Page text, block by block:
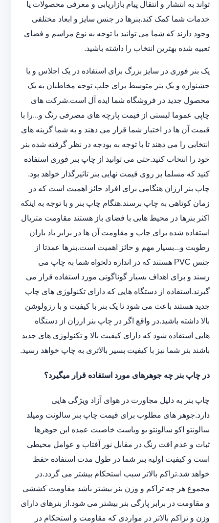
تواند به انتشار و انتقال پیام بازاریابی و معرفی محصولات یا
خدمات شما کمک کند.بنرها در جنس سایز و ابعاد مختلفی
وجود دارند که شما می توانید با توجه به نوع مراسم و فضای
تعبیه شده بهترین انتخاب را داشته باشید.
یک بنر فوری در سایز بزرگ برای استفاده در یک اجلاس و یا
جشنواره و یک بنر متوسط برای جلب توجه مخاطبان به یک
محصول جدید در فروشگاه شما ایده آل است.شرکت های
چاپی عموما لیستی از قیمت پارچه های مصرفی رنگ و...را با
قیمت آن ها در اختیار شما قرار می دهند و به شما گزینه های
انتخابی را می دهند تا با توجه به بودجه در نظر گرفته شده بنر
خود را انتخاب کنید.حتی می توانید از چاپ بنر فوری استفاده
کنید که مسلما بر روی قیمت نهایی بنر تاثیرگذار خواهد بود.
چاپ بنر ارزان هنگامی برای افراد حائز اهمیت است که در
زمان کوتاهی به چاپ برسند.هنگام چاپ بنر و با توجه به اینکه
اکثر بنرها در محیط هایی با فضای باز هستند مقاومت متریال
استفاده شده برای چاپ و مقاومت آن ها در برابر باد باران
رطوبت و...بسیار مهم و حائز اهمیت است.بنرها عمدتا از
جنس PVC هستند که در اندازه دلخواه شما به چاپ می
رسند و برای اهداف بسیار گوناگونی مورد استفاده قرار می
گیرند.استفاده از دستگاه هایی که دارای تکنولوژی های چاپ
جدید هستند باعث می شود تا یک بنر با کیفیت و با رزولوشن
بالا داشته باشید.در واقع اگر در چاپ بنر ارزان از دستگاه
هایی استفاده شود که دارای کیفیت بالا و تکنولوژی های جدید
باشند بنر شما نیز با کیفیت بسیر بالاتری به چاپ خواهد رسید.
در چاپ بنر چه جوهرهای مورد استفاده قرار میگیرد؟
چاپ بنر به دلیل مجاورت در هوای آزاد ویژگی هایی
دارد.جوهر های مطلوب برای قیمت چاپ بنر سالونت ‏و‏‏میلد
سالونت‎و ‎‏اکو سالونت‎‎‏و یو وی‎‏است خاصیت عمده این ‏جوهرها
ثبات و عدم افت رنگ در مقابل نور آفتاب و عوامل محیطی
است و کیفیت اولیه بنر شما در طول مدت استفاده حفظ
خواهد شد.‎تراکم بالاتر سبب استحکام بیشتر می گردد.در
مجموع هر چه تراکم و وزن بنر بیشتر باشد مقاومت کششی
و مقاومت در ‏برابر پارگی بنر بیشتر می شود.از بنرهای دارای
وزن و تراکم بالاتر در مواردی که مقاومت و استحکام در